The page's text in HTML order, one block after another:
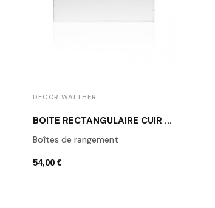
DECOR WALTHER
BOÎTE RECTANGULAIRE CUIR BLANC BROWNIE BOD2
Boîtes de rangement
54,00 €